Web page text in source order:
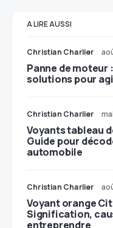
A LIRE AUSSI
Christian Charlier
Panne de moteur
solutions pour
Christian Charlier
Voyants tableau
Guide pour
automobile
Christian Charlier
Voyant orange
Signification,
entreprendre